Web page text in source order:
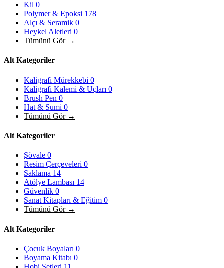
Kil 0
Polymer & Epoksi 178
Alçı & Seramik 0
Heykel Aletleri 0
Tümünü Gör →
Alt Kategoriler
Kaligrafi Mürekkebi 0
Kaligrafi Kalemi & Uçları 0
Brush Pen 0
Hat & Sumi 0
Tümünü Gör →
Alt Kategoriler
Şövale 0
Resim Çerçeveleri 0
Saklama 14
Atölye Lambası 14
Güvenlik 0
Sanat Kitapları & Eğitim 0
Tümünü Gör →
Alt Kategoriler
Çocuk Boyaları 0
Boyama Kitabı 0